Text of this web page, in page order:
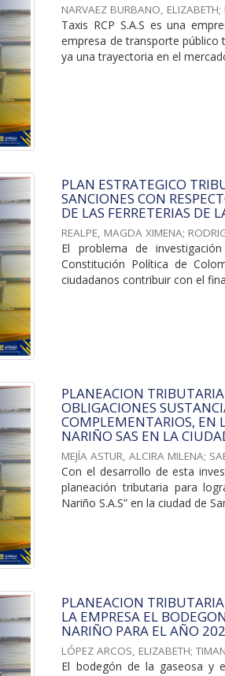
NARVAEZ BURBANO, ELIZABETH;
Taxis RCP S.A.S es una
empresa de transporte público
ya una trayectoria en el
PLAN ESTRATEGICO
SANCIONES CON
DE LAS FERRETERIAS DE
REALPE, MAGDA XIMENA;
El problema de
Constitución Política de
ciudadanos contribuir con el
PLANEACION
OBLIGACIONES
COMPLEMENTARIOS, EN
NARIÑO SAS EN LA
MEJÍA ASTUR, ALCIRA MILENA;
Con el desarrollo de esta
planeación tributaria para
Nariño S.A.S” en la ciudad de
PLANEACION
LA EMPRESA EL
NARIÑO PARA EL AÑO
LÓPEZ ARCOS, ELIZABETH;
El bodegón de la gaseosa y